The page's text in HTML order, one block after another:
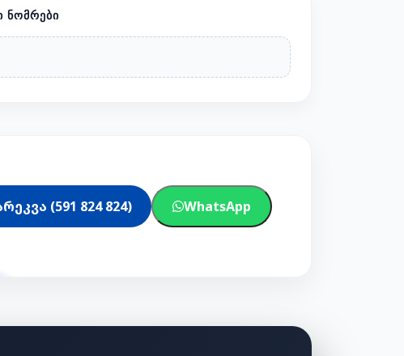
ᲜᲝᲛᲠᲔᲑᲘ
(591 824 824) WhatsApp